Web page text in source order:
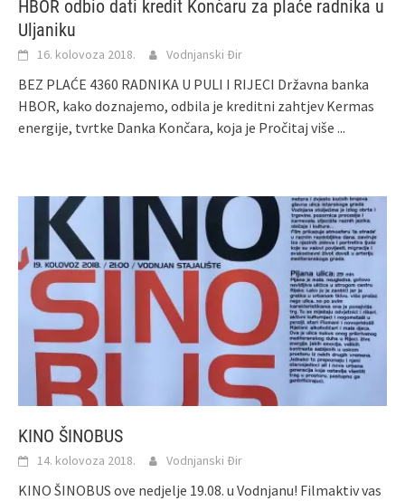
HBOR odbio dati kredit Končaru za plaće radnika u
Uljaniku
16. kolovoza 2018. Vodnjanski Đir
BEZ PLAĆE 4360 RADNIKA U PULI I RIJECI Državna banka
HBOR, kako doznajemo, odbila je kreditni zahtjev Kermas
energije, tvrtke Danka Končara, koja je Pročitaj više ...
KINO ŠINOBUS
14. kolovoza 2018. Vodnjanski Đir
KINO ŠINOBUS ove nedjelje 19.08. u Vodnjanu! Filmaktiv vas